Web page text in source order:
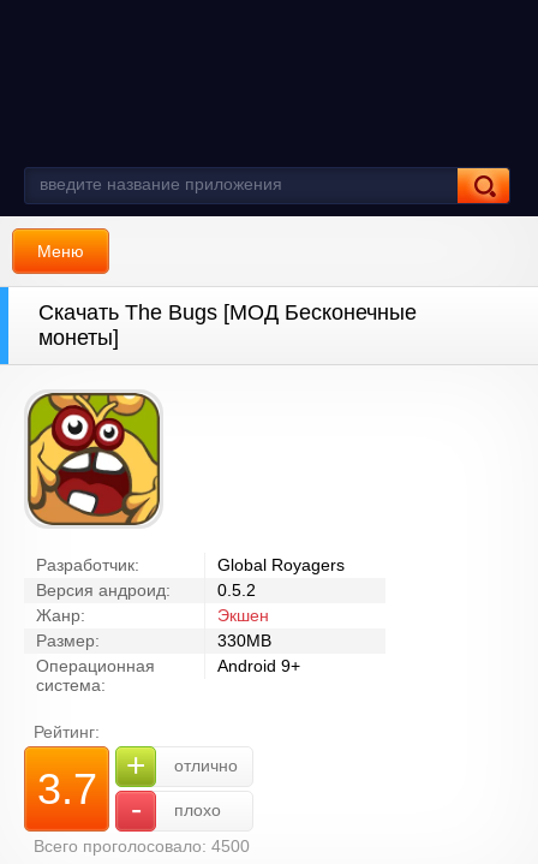
Меню
Скачать The Bugs [МОД Бесконечные
монеты]
Разработчик:
Global Royagers
Версия андроид:
0.5.2
Жанр:
Экшен
Размер:
330MB
Операционная
система:
Android 9+
Рейтинг:
3.7 + отлично
-
плохо
Всего проголосовало: 4500